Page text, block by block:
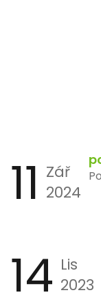
11 Zář
2024
14 Lis
2023